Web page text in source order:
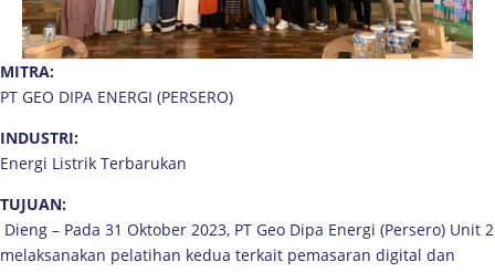
MITRA:
PT GEO DIPA ENERGI (PERSERO)
INDUSTRI:
Energi Listrik Terbarukan
TUJUAN:
Dieng – Pada 31 Oktober 2023, PT Geo Dipa Energi (Persero) Unit 2
melaksanakan pelatihan kedua terkait pemasaran digital dan